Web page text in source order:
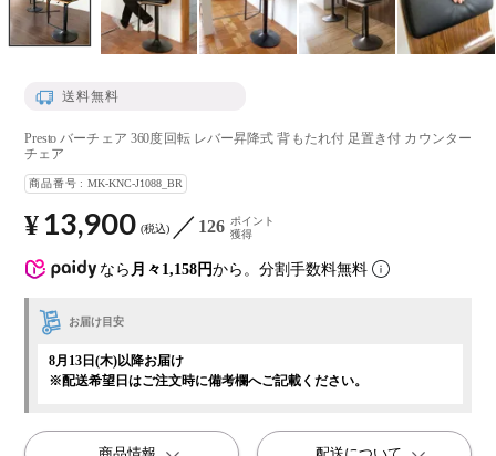
送料無料
Presto バーチェア 360度回転 レバー昇降式 背もたれ付 足置き付 カウンター
チェア
商品番号 MK-KNC-J1088_BR
なら 月々1,158円から。分割手数料無料
¥ 13,900 税込 126 ポイント
獲得
お届け目安
8月13日(木)以降お届け
※配送希望日はご注文時に備考欄へご記載ください。